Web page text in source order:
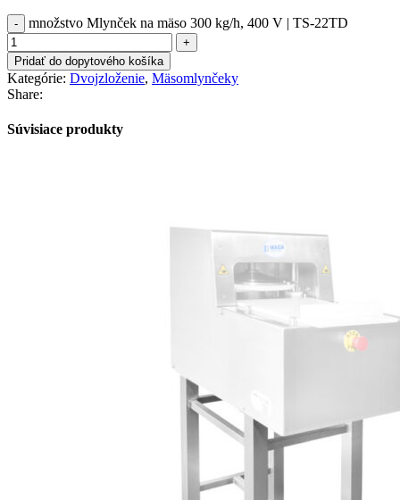
množstvo Mlynček na mäso 300 kg/h, 400 V | TS-22TD
Pridať do dopytového košíka
Kategórie: Dvojzloženie, Mäsomlynčeky
Share:
Súvisiace produkty